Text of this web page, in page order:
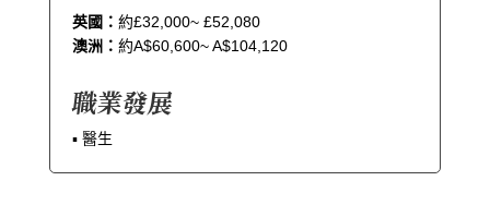
英國： 約£32,000~ £52,080
澳洲： 約A$60,600~ A$104,120
職業發展
▪︎ 醫生